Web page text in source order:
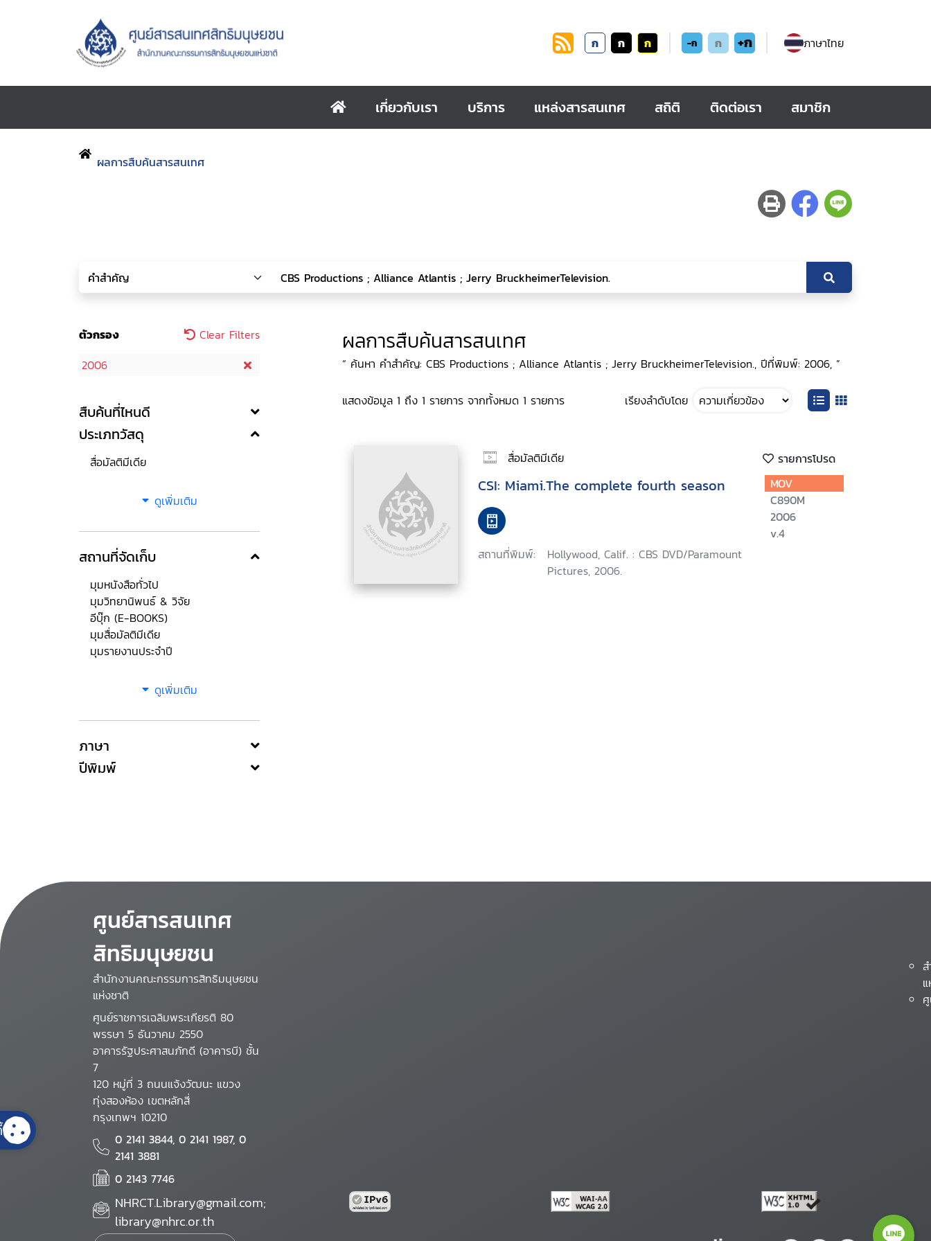
ก ก ก -ก ก +ก ภาษาไทย
เกี่ยวกับเรา บริการ แหล่งสารสนเทศ สถิติ ติดต่อเรา สมาชิก
ผลการสืบค้นสารสนเทศ
ตัวกรอง
Clear Filters
2006
สืบค้นที่ไหนดี
ประเภทวัสดุ
สื่อมัลติมีเดีย
ดูเพิ่มเติม
สถานที่จัดเก็บ
มุมหนังสือทั่วไป
มุมวิทยานิพนธ์ & วิจัย
อีบุ๊ก (E-BOOKS)
มุมสื่อมัลติมีเดีย
มุมรายงานประจำปี
ดูเพิ่มเติม
ภาษา
ปีพิมพ์
ผลการสืบค้นสารสนเทศ
“ ค้นหา คำสำคัญ: CBS Productions ; Alliance Atlantis ; Jerry BruckheimerTelevision., ปีที่พิมพ์: 2006, ”
แสดงข้อมูล 1 ถึง 1 รายการ จากทั้งหมด 1 รายการ เรียงลำดับโดย
สื่อมัลติมีเดีย รายการโปรด
CSI: Miami.The complete fourth season
สถานที่พิมพ์:
Hollywood, Calif. : CBS DVD/Paramount
Pictures, 2006.
MOV
C890M
2006
v.4
ศูนย์สารสนเทศ
สิทธิมนุษยชน
สำนักงานคณะกรรมการสิทธิมนุษยชน
แห่งชาติ
ศูนย์ราชการเฉลิมพระเกียรติ 80
พรรษา 5 ธันวาคม 2550
อาคารรัฐประศาสนภักดี (อาคารบี) ชั้น
7
120 หมู่ที่ 3 ถนนแจ้งวัฒนะ แขวง
ทุ่งสองห้อง เขตหลักสี่
กรุงเทพฯ 10210
0 2141 3844, 0 2141 1987, 0
2141 3881
0 2143 7746
NHRCT.Library@gmail.com;
library@nhrc.or.th